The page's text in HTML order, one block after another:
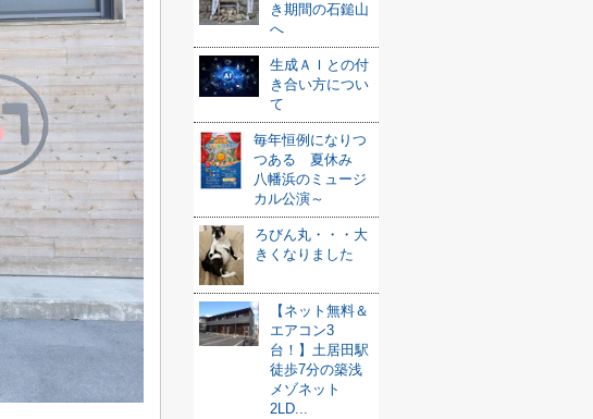
き期間の石鎚山
へ
生成ＡＩとの付
き合い方につい
て
毎年恒例になりつ
つある 夏休み
八幡浜のミュージ
カル公演～
ろびん丸・・・大
きくなりました
【ネット無料＆
エアコン3
台！】土居田駅
徒歩7分の築浅
メゾネット
2LD...